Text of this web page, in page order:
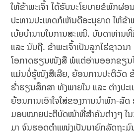
ໃຫ້ຂ້າພະເຈົ້າ ໄດ້ຮັບນະໂຍບາຍຂໍພັກຜ່ອ
ປະທານປະເທດກໍເຫັນດີອະນຸຍາດ ໃຫ້ຂ້
ເບ້ຍບຳນານໃນການສະເໜີ. ບັນດາທ່າ
ແລະ ນັບຖື. ຂ້າພະເຈົ້າເປັນລູກໄຮ່ຊາວນ
ໂອກາດຮຽນໜັງສື ພໍແຕ່ອ່ານອອກຂຽ
ແມ່ນບໍ່ຮູ້ໜັງສືເລີຍ, ຍ້ອນການປະຕິວັດ ຂ້
ຮ່ຳຮຽນສຶກສາ ທັງພາຍໃນ ແລະ ຕ່າງປະ
ຍ້ອນການເອົາໃຈໃສ່ຂອງການນຳພັກ-ລັດ
ມອບໝາຍປະຕິບັດໜ້າທີ່ສຳຄັນຕ່າງໆ ໃ
ມາ ຈົນຮອດຕຳແໜ່ງເປັນນາຍົກລັດຖະມົ